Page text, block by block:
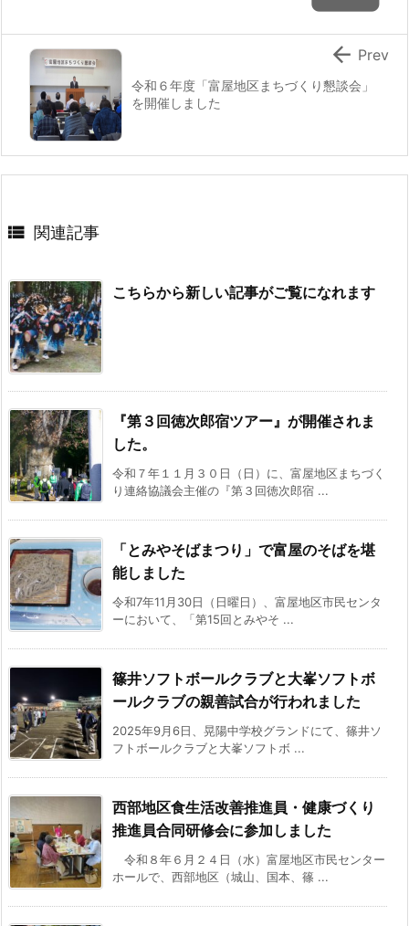
令和６年度「富屋地区まちづくり懇談会」
を開催しました
 Prev
 関連記事
こちらから新しい記事がご覧になれます
『第３回徳次郎宿ツアー』が開催されま
した。
令和７年１１月３０日（日）に、富屋地区まちづく
り連絡協議会主催の『第３回徳次郎宿 ...
「とみやそばまつり」で富屋のそばを堪
能しました
令和7年11月30日（日曜日）、富屋地区市民センタ
ーにおいて、「第15回とみやそ ...
篠井ソフトボールクラブと大峯ソフトボ
ールクラブの親善試合が行われました
2025年9月6日、晃陽中学校グランドにて、篠井ソ
フトボールクラブと大峯ソフトボ ...
西部地区食生活改善推進員・健康づくり
推進員合同研修会に参加しました
令和８年６月２４日（水）富屋地区市民センター
ホールで、西部地区（城山、国本、篠 ...